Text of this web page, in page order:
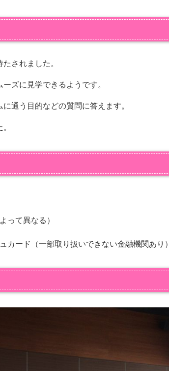
されました。
ズに見学できるようです。
通う目的などの質問に答えます。
って異なる）
カード（一部取り扱いできない金融機関あり）